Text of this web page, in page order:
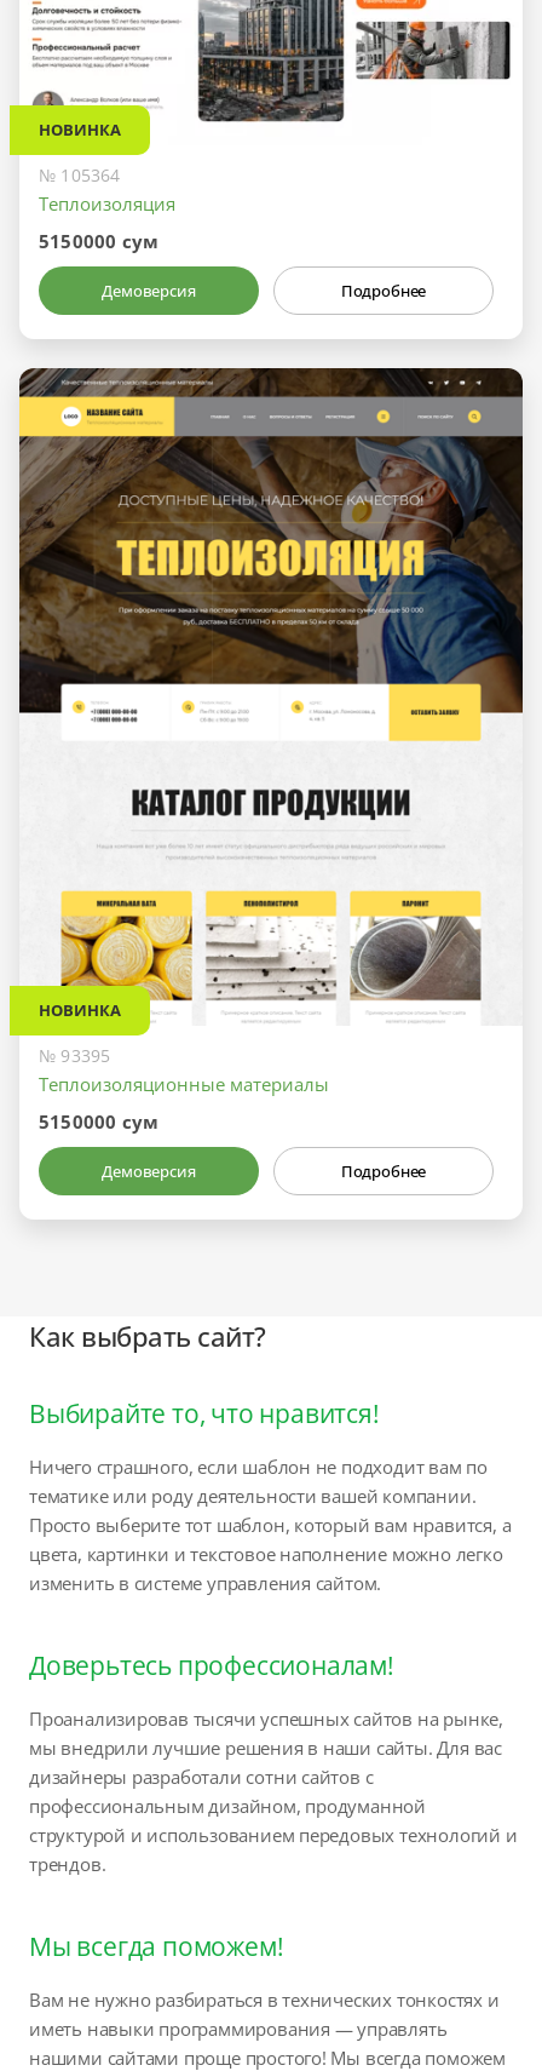
НОВИНКА
№ 105364
Теплоизоляция
5150000 сум
Демоверсия Подробнее
НОВИНКА
№ 93395
Теплоизоляционные материалы
5150000 сум
Демоверсия Подробнее
Как выбрать сайт?
Выбирайте то, что нравится!
Ничего страшного, если шаблон не подходит вам по
тематике или роду деятельности вашей компании.
Просто выберите тот шаблон, который вам нравится, а
цвета, картинки и текстовое наполнение можно легко
изменить в системе управления сайтом.
Доверьтесь профессионалам!
Проанализировав тысячи успешных сайтов на рынке,
мы внедрили лучшие решения в наши сайты. Для вас
дизайнеры разработали сотни сайтов с
профессиональным дизайном, продуманной
структурой и использованием передовых технологий и
трендов.
Мы всегда поможем!
Вам не нужно разбираться в технических тонкостях и
иметь навыки программирования — управлять
нашими сайтами проще простого! Мы всегда поможем